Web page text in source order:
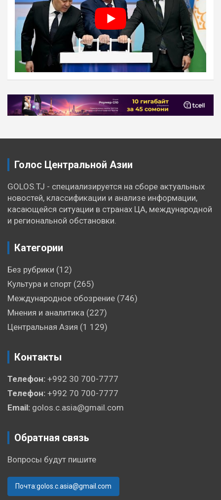
Навигация
по
Голос Центральной Азии
GOLOS.TJ - специализируется на сборе актуальных
новостей, классификации и анализе информации,
касающейся ситуации в странах ЦА, международной
и региональной обстановки.
Категории
Без рубрики (12)
Культура и спорт (265)
Международное обозрение (746)
Мнения и аналитика (227)
Центральная Азия (1 129)
Контакты
Телефон: +992 30 700-7777
Телефон: +992 70 700-7777
Email: golos.c.asia@gmail.com
Обратная связь
Вопросы будут пишите
Почта:golos.c.asia@gmail.com